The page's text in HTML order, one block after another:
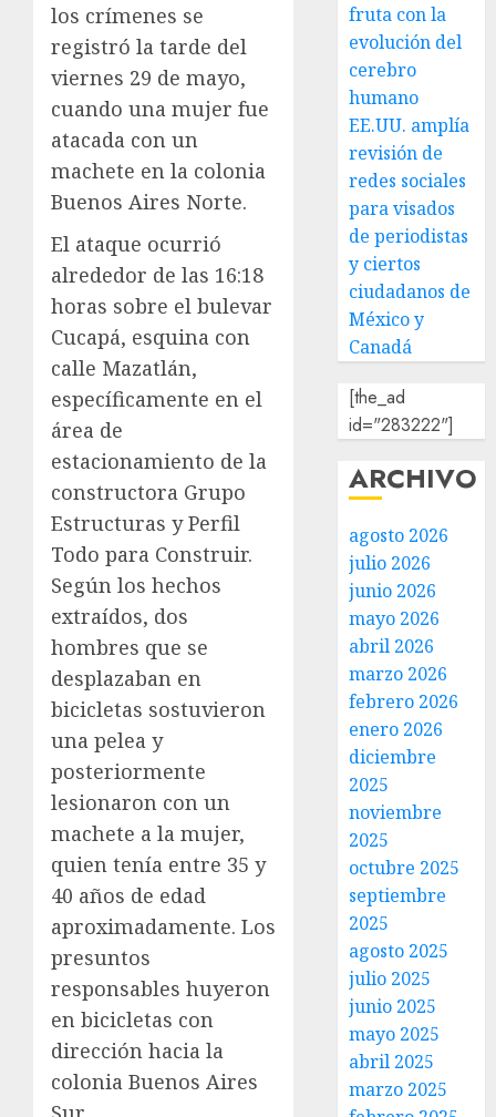
los crímenes se
registró la tarde del
viernes 29 de mayo,
cuando una mujer fue
atacada con un
machete en la colonia
Buenos Aires Norte.
El ataque ocurrió
alrededor de las 16:18
horas sobre el bulevar
Cucapá, esquina con
calle Mazatlán,
específicamente en el
área de
estacionamiento de la
constructora Grupo
Estructuras y Perfil
Todo para Construir.
Según los hechos
extraídos, dos
hombres que se
desplazaban en
bicicletas sostuvieron
una pelea y
posteriormente
lesionaron con un
machete a la mujer,
quien tenía entre 35 y
40 años de edad
aproximadamente. Los
presuntos
responsables huyeron
en bicicletas con
dirección hacia la
colonia Buenos Aires
fruta con la
evolución del
cerebro
humano
EE.UU. amplía
revisión de
redes sociales
para visados
de periodistas
y ciertos
ciudadanos de
México y
Canadá
[the_ad
id="283222"]
ARCHIVO
agosto 2026
julio 2026
junio 2026
mayo 2026
abril 2026
marzo 2026
febrero 2026
enero 2026
diciembre
2025
noviembre
2025
octubre 2025
septiembre
2025
agosto 2025
julio 2025
junio 2025
mayo 2025
abril 2025
marzo 2025